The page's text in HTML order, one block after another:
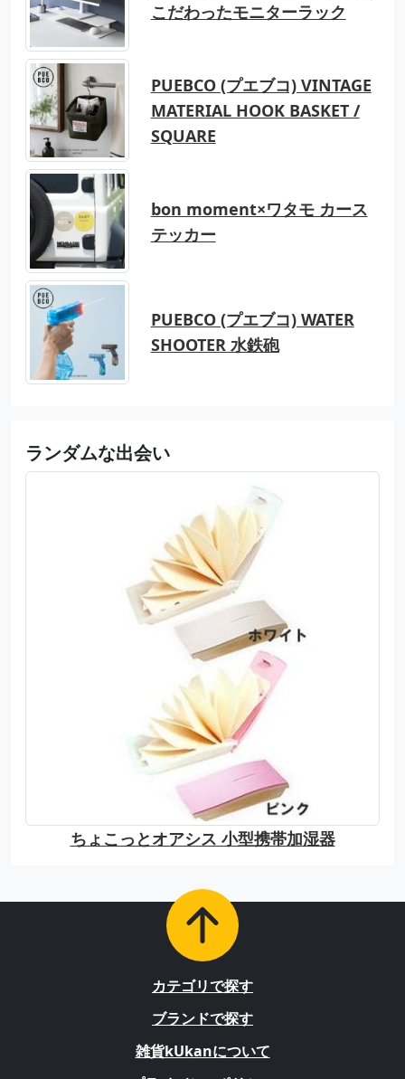
こだわったモニターラック
PUEBCO (プエブコ) VINTAGE
MATERIAL HOOK BASKET /
SQUARE
bon moment×ワタモ カース
テッカー
PUEBCO (プエブコ) WATER
SHOOTER 水鉄砲
ランダムな出会い
ちょこっとオアシス 小型携帯加湿器
カテゴリで探す
ブランドで探す
雑貨kUkanについて